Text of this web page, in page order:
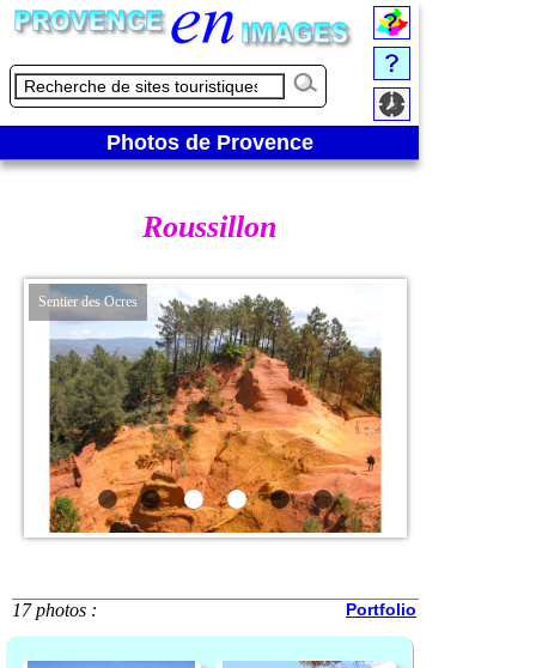
Photos de Provence
Roussillon
Sentier des Ocres
17 photos : Portfolio